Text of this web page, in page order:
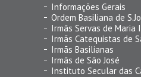
Informações Gerais
Ordem Basiliana de
Irmãs Servas de Maria
Irmãs Catequistas de
Irmãs Basilianas
Irmãs de São José
Instituto Secular das